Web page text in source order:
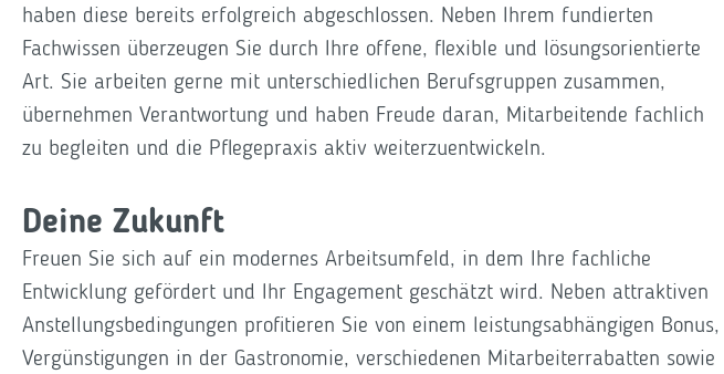
haben diese bereits erfolgreich abgeschlossen. Neben Ihrem fundierten
Fachwissen überzeugen Sie durch Ihre offene, flexible und lösungsorientierte
Art. Sie arbeiten gerne mit unterschiedlichen Berufsgruppen zusammen,
übernehmen Verantwortung und haben Freude daran, Mitarbeitende fachlich
zu begleiten und die Pflegepraxis aktiv weiterzuentwickeln.
Deine Zukunft
Freuen Sie sich auf ein modernes Arbeitsumfeld, in dem Ihre fachliche
Entwicklung gefördert und Ihr Engagement geschätzt wird. Neben attraktiven
Anstellungsbedingungen profitieren Sie von einem leistungsabhängigen Bonus,
Vergünstigungen in der Gastronomie, verschiedenen Mitarbeiterrabatten sowie